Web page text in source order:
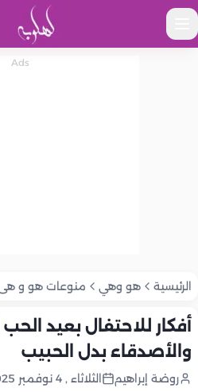
الرئيسية هو وهي منوعات هو و
أفكار للاحتفال بعيد
والأصدقاء بدل الحبيب
روضة إبراهيم الثلاثاء , 4 نوفمبر 2025 ,11:47 ص